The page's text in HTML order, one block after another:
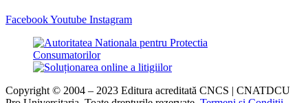
FacebookYoutube Instagram
Copyright © 2004 – 2023 Editura acreditată CNCS | CNATDCU